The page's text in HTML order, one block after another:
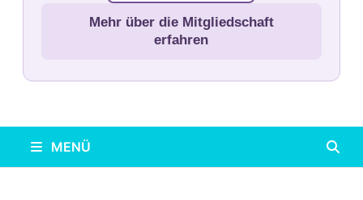
Mehr über die Mitgliedschaft
erfahren
MENÜ